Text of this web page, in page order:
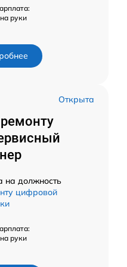
на руки
Открыта
на должность
цифровой
на руки